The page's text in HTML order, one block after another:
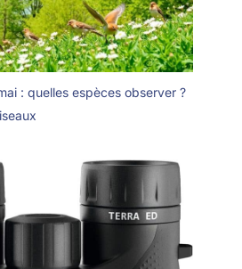
: quelles espèces observer ?